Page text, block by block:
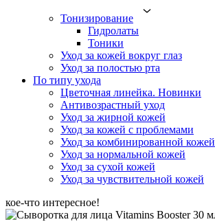
Тонизирование
Гидролаты
Тоники
Уход за кожей вокруг глаз
Уход за полостью рта
По типу ухода
Цветочная линейка. Новинки
Антивозрастный уход
Уход за жирной кожей
Уход за кожей с проблемами
Уход за комбинированной кожей
Уход за нормальной кожей
Уход за сухой кожей
Уход за чувствительной кожей
кое-что интересное!